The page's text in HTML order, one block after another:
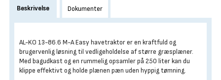
Beskrivelse Dokumenter
AL-KO 13-86.6 M-A Easy havetraktor er en kraftfuld og
brugervenlig løsning til vedligeholdelse af større græsplæner.
Med bagudkast og en rummelig opsamler på 250 liter kan du
klippe effektivt og holde plænen pæn uden hyppig tømning.